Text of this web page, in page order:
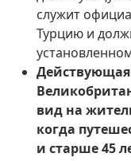
служит
Турцию и
Действующая
вид на
когда
и старше 45